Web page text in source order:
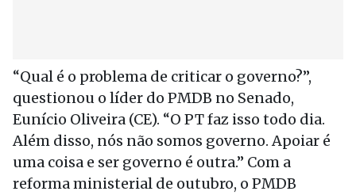
“Qual é o problema de criticar o governo?”,
questionou o líder do PMDB no Senado,
Eunício Oliveira (CE). “O PT faz isso todo dia.
Além disso, nós não somos governo. Apoiar é
uma coisa e ser governo é outra.” Com a
reforma ministerial de outubro, o PMDB